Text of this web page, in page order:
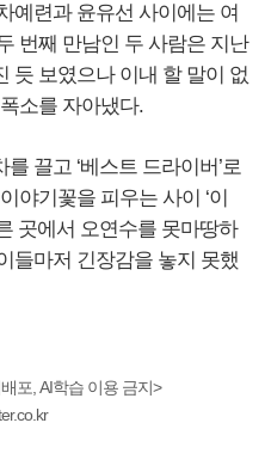
예련과 윤유선 사이에는 여
번째 만남인 두 사람은 지난
듯 보였으나 이내 할 말이 없
소를 자아냈다.
끌고 ‘베스트 드라이버’로
야기꽃을 피우는 사이 ‘이
곳에서 오연수를 못마땅하
들마저 긴장감을 놓지 못했
포, AI학습 이용 금지>